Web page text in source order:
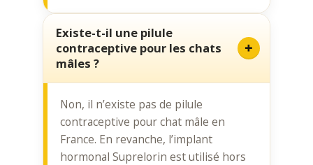
Existe-t-il une pilule
contraceptive pour les chats
mâles ?
Non, il n’existe pas de pilule
contraceptive pour chat mâle en
France. En revanche, l’implant
hormonal Suprelorin est utilisé hors